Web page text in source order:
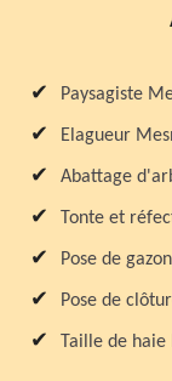
Paysagiste
Elagueur
Abattage
Tonte et
Pose de
Pose de
Taille de